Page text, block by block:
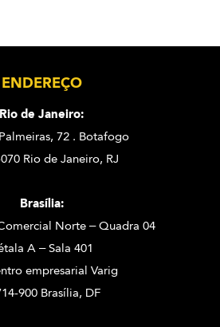
ENDEREÇO
Rio de Janeiro:
72 . Botafogo
Rio de Janeiro, RJ
Brasília:
Norte – Quadra 04
A – Sala 401
empresarial Varig
900 Brasília, DF